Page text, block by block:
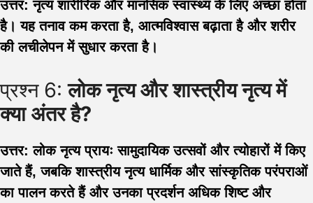
उत्तर: नृत्य शारीरिक और मानसिक स्वास्थ्य के लिए अच्छा होता
है। यह तनाव कम करता है, आत्मविश्वास बढ़ाता है और शरीर
की लचीलेपन में सुधार करता है।
प्रश्न 6:लोक नृत्य और शास्त्रीय नृत्य में
क्या अंतर है?
उत्तर: लोक नृत्य प्रायः सामुदायिक उत्सवों और त्योहारों में किए
जाते हैं, जबकि शास्त्रीय नृत्य धार्मिक और सांस्कृतिक परंपराओं
का पालन करते हैं और उनका प्रदर्शन अधिक शिष्ट और